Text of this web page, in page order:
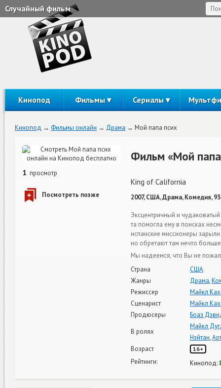
Случайный фильм
Кинопод Фильмы Сериалы
Кинопод Фильмы онлайн Драма Мой папа псих
1 просмотр
Фильм «Мой
King of California
2007, США, Драма, Комедия,
Эксцентричный и
та помогла ему в поисках
испанские миссионеры
но обретают там нечто
Мы надеемся, что Вы не
Страна
США
Жанры
Драма,
Режиссер
Майкл
Сценарист
Майкл
Продюсеры
Боаз
В ролях
Майкл
Нэйтан,
Возраст
16+
Рейтинги: Кинопод: